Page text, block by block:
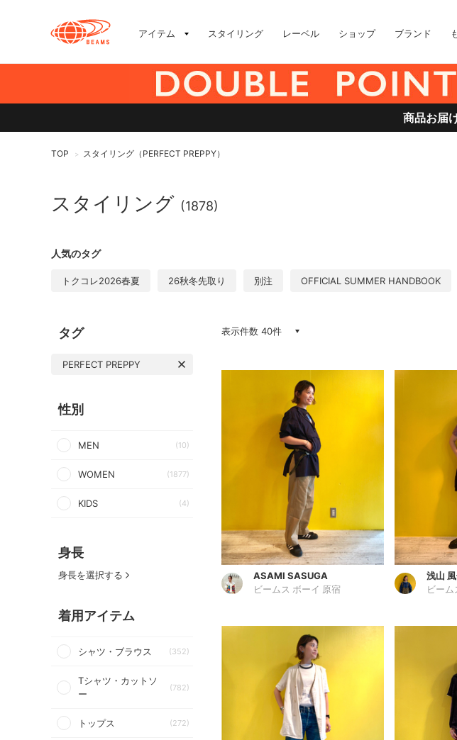
アイテム スタイリング レーベル ショップ ブランド
商品お届
TOP > スタイリング（PERFECT PREPPY）
スタイリング (1878)
人気のタグ
トクコレ2026春夏 26秋冬先取り 別注 OFFICIAL SUMMER HANDBOOK
タグ
PERFECT PREPPY
性別
MEN (10)
WOMEN (1877)
KIDS (4)
身長
身長を選択する
着用アイテム
シャツ・ブラウス (352)
Tシャツ・カットソ
ー
(782)
トップス (272)
表示件数 40件
ASAMI SASUGA
ビームス ボーイ 原宿
浅山
ビーム